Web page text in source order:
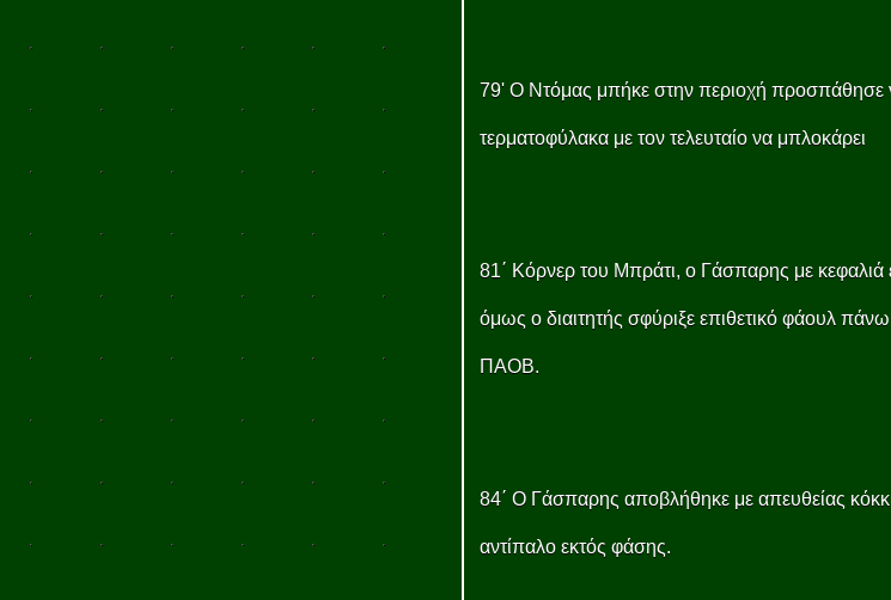
79' Ο Ντόμας μπήκε στην περιοχή προσπάθησε
τερματοφύλακα με τον τελευταίο να μπλοκάρει
81΄ Κόρνερ του Μπράτι, ο Γάσπαρης με κεφαλιά
όμως ο διαιτητής σφύριξε επιθετικό φάουλ
ΠΑΟΒ.
84΄ Ο Γάσπαρης αποβλήθηκε με απευθείας
αντίπαλο εκτός φάσης.